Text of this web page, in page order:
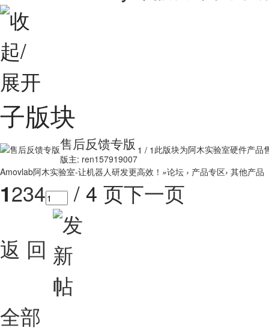
子版块
售后反馈专版
版主: ren157919007
1 / 1 此版块为阿木实验室硬件产品
Amovlab阿木实验室-让机器人研发更高效！ »论坛 › 产品专区› 其他产品
1234 / 4 页下一页
返 回
全部